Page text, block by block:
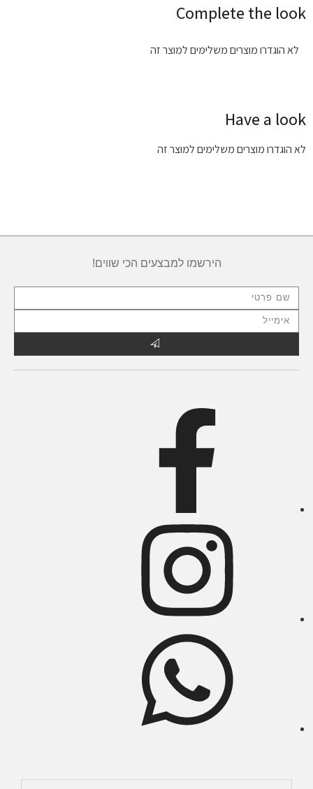
Complete the look
לא הוגדרו מוצרים משלימים למוצר זה
Have a look
לא הוגדרו מוצרים משלימים למוצר זה
הירשמו למבצעים הכי שווים!